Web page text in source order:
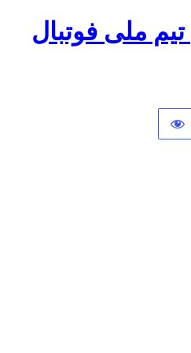
ملی فوتبال